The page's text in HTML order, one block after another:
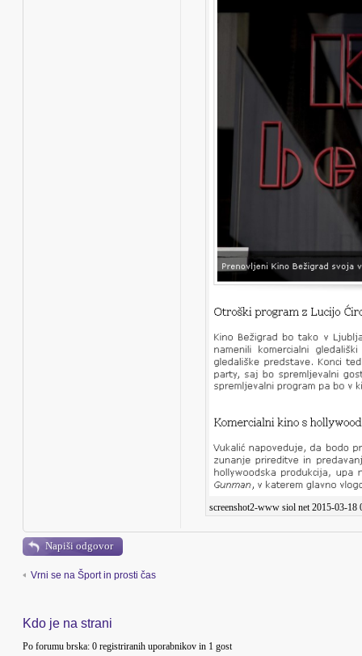
screenshot2-www siol net 2015-03-
Napiši odgovor
Vrni se na Šport in prosti čas
Kdo je na strani
Po forumu brska: 0 registriranih uporabnikov in 1 gost